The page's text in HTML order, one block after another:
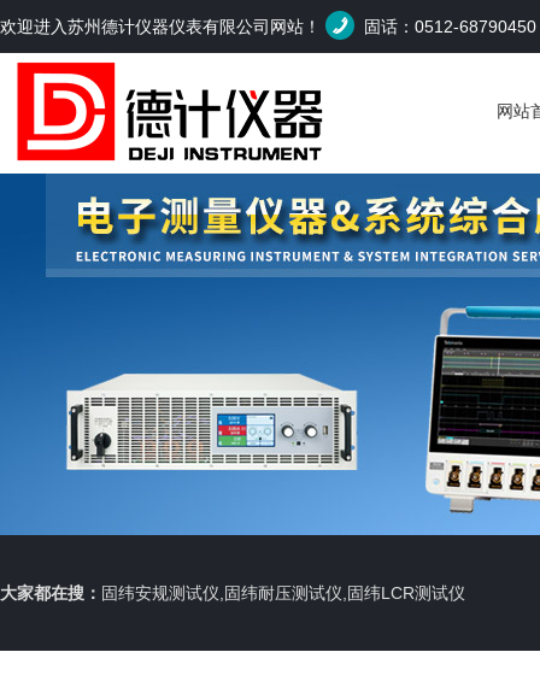
欢迎进入苏州德计仪器仪表有限公司网站！ 固话：0512-68790450
网站
大家都在搜： 固纬安规测试仪,固纬耐压测试仪,固纬LCR测试仪